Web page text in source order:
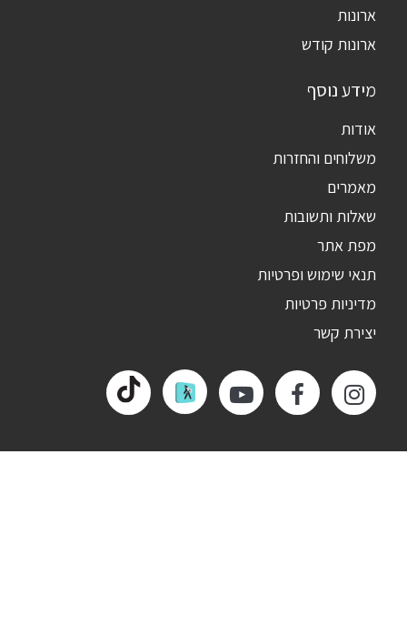
ארונות
ארונות קודש
מידע נוסף
אודות
משלוחים והחזרות
מאמרים
שאלות ותשובות
מפת אתר
תנאי שימוש ופרטיות
מדיניות פרטיות
יצירת קשר